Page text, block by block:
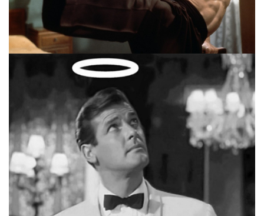
FOLGE 12 – FOR YOUR EARS ONLY
ROGER MOORE SPECIAL